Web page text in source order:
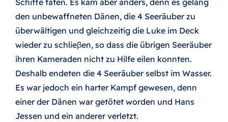
Schiffe taten. Es kam aber anders, denn es gelang
den unbewaffneten Dänen, die 4 Seeräuber zu
überwältigen und gleichzeitig die Luke im Deck
wieder zu schlieβen, so dass die übrigen Seeräuber
ihren Kameraden nicht zu Hilfe eilen konnten.
Deshalb endeten die 4 Seeräuber selbst im Wasser.
Es war jedoch ein harter Kampf gewesen, denn
einer der Dänen war getötet worden und Hans
Jessen und ein anderer verletzt.